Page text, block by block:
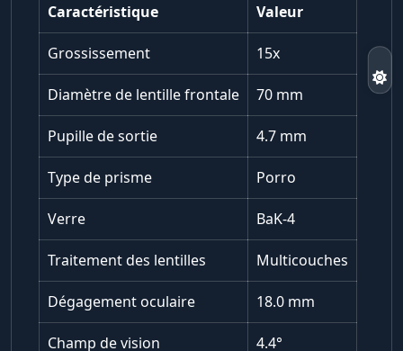
Caractéristique Valeur
Grossissement 15x
Diamètre de lentille frontale 70 mm
Pupille de sortie 4.7 mm
Type de prisme Porro
Verre BaK-4
Traitement des lentilles Multicouches
Dégagement oculaire 18.0 mm
Champ de vision 4.4°